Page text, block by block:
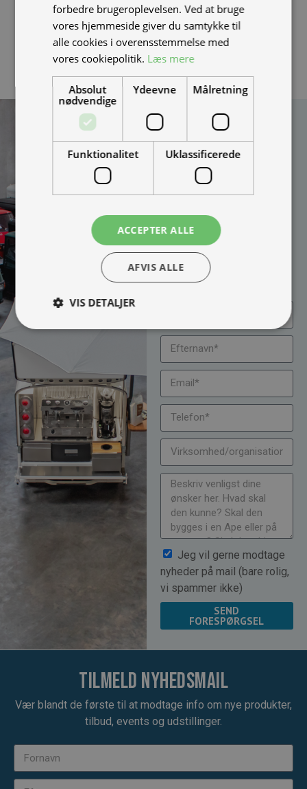
ikke er blacklistet, ved at modtage en video af at
batteriet sidder i en scooter som kan køre.
Kan vi hjælpe
dig?
Vi bygger vognene på
bestilling og kan
100% efter dine behov.
Udfyld formularen og
bliv kontaktet til en snak
om muligheder, priser
mm.
Jeg vil gerne modtage
nyheder på mail (bare rolig,
vi spammer ikke)
SEND
FORESPØRGSEL
Tilmeld nyhedsmail
Vær blandt de første til at modtage info om nye produkter,
tilbud, events og udstillinger.
forbedre brugeroplevelsen. Ved at bruge
vores hjemmeside giver du samtykke til
alle cookies i overensstemmelse med
vores cookiepolitik. Læs mere
Absolut
nødvendige
Ydeevne Målretning
Funktionalitet Uklassificerede
ACCEPTER ALLE
AFVIS ALLE
VIS DETALJER